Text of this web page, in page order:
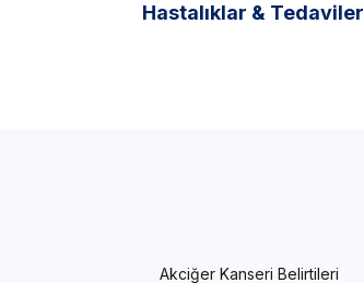
Hastalıklar & Tedaviler
Akciğer Kanseri Belirtileri